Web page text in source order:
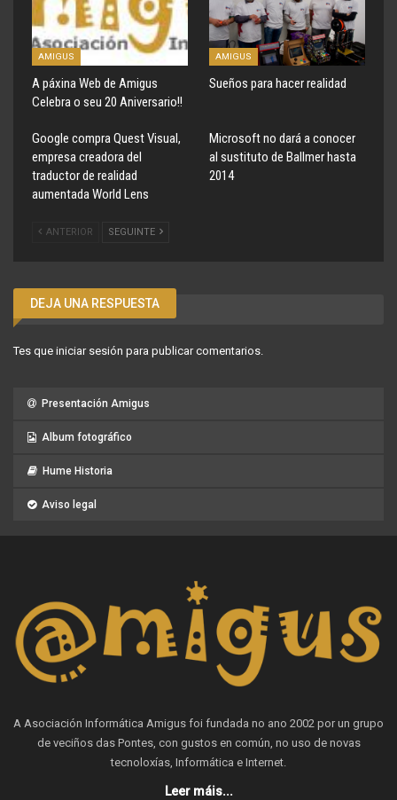
AMIGUS
A páxina Web de Amigus
Celebra o seu 20 Aniversario!!
AMIGUS
Sueños para hacer realidad
Google compra Quest Visual,
empresa creadora del
traductor de realidad
aumentada World Lens
Microsoft no dará a conocer
al sustituto de Ballmer hasta
2014
ANTERIOR SEGUINTE
DEJA UNA RESPUESTA
Tes que iniciar sesión para publicar comentarios.
Presentación Amigus
Album fotográfico
Hume Historia
Aviso legal
A Asociación Informática Amigus foi fundada no ano 2002 por un grupo
de veciños das Pontes, con gustos en común, no uso de novas
tecnoloxías, Informática e Internet.
Leer máis...